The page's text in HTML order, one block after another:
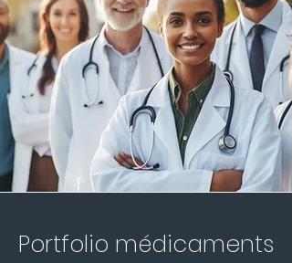
Portfolio médicaments